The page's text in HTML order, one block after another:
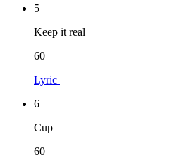
5
Keep it real
60
Lyric
6
Cup
60